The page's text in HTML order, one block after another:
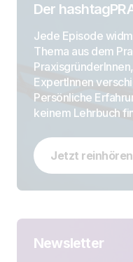
Der
Jede Episode
Thema aus dem
ExpertInnen
Persönliche
keinem Lehrbuch
Jetzt reinhören
Newsletter